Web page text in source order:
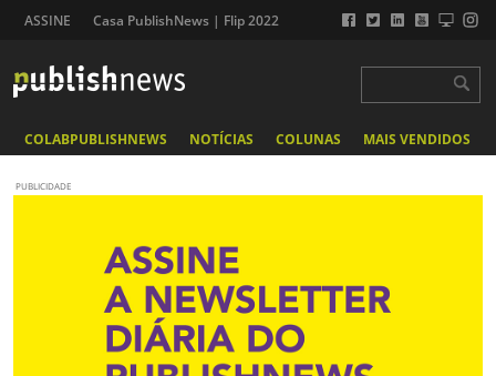
ASSINE Casa PublishNews | Flip 2022
COLABPUBLISHNEWS NOTÍCIAS COLUNAS MAIS VENDIDOS
PUBLICIDADE